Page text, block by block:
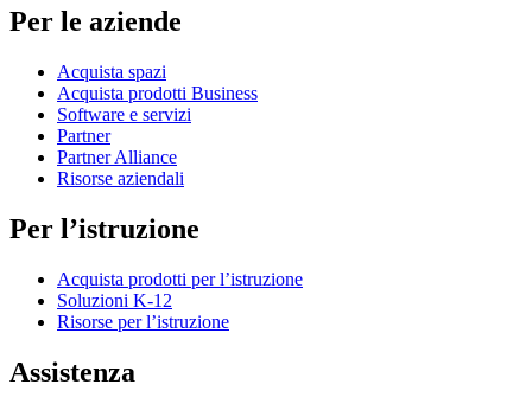
Per le aziende
Acquista spazi
Acquista prodotti Business
Software e servizi
Partner
Partner Alliance
Risorse aziendali
Per l’istruzione
Acquista prodotti per l’istruzione
Soluzioni K-12
Risorse per l’istruzione
Assistenza